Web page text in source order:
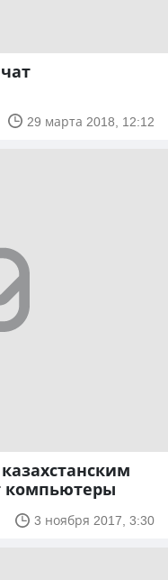
29 марта 2018, 12:12
компьютеры
3 ноября 2017, 3:30